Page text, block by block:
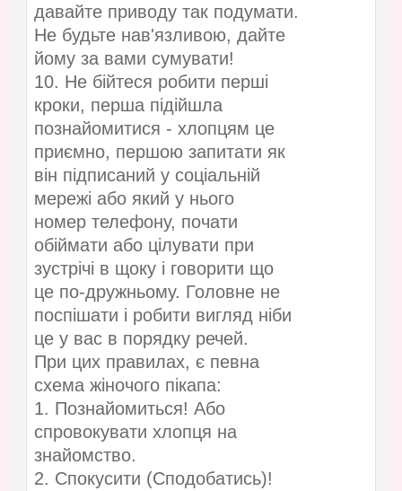
давайте приводу так подумати.
Не будьте нав'язливою, дайте
йому за вами сумувати!
10. Не бійтеся робити перші
кроки, перша підійшла
познайомитися - хлопцям це
приємно, першою запитати як
він підписаний у соціальній
мережі або який у нього
номер телефону, почати
обіймати або цілувати при
зустрічі в щоку і говорити що
це по-дружньому. Головне не
поспішати і робити вигляд ніби
це у вас в порядку речей.
При цих правилах, є певна
схема жіночого пікапа:
1. Познайомиться! Або
спровокувати хлопця на
знайомство.
2. Спокусити (Сподобатись)!